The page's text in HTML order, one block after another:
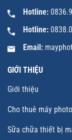
Hotline:
Hotline:
Email:
GIỚI THIỆU
Giới thiệu
Cho thuê máy
Sữa chữa thiết bị